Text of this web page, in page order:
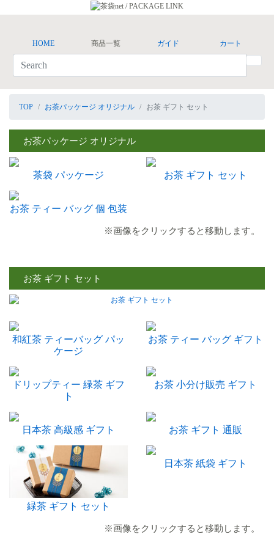
HOME 商品一覧 ガイド カート
TOP お茶パッケージ オリジナル お茶 ギフト セット
お茶パッケージ オリジナル
茶袋 パッケージ お茶 ギフト セット
お茶 ティー バッグ 個 包装
※画像をクリックすると移動します。
お茶 ギフト セット
和紅茶 ティーバッグ パッ
ケージ
お茶 ティー バッグ ギフト
ドリップティー 緑茶 ギフ
ト
お茶 小分け販売 ギフト
日本茶 高級感 ギフト お茶 ギフト 通販
緑茶 ギフト セット
日本茶 紙袋 ギフト
※画像をクリックすると移動します。